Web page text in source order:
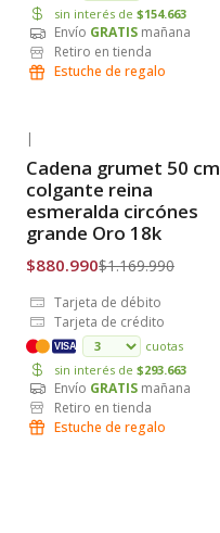
sin interés de $154.663
Envío GRATIS mañana
Retiro en tienda
Estuche de regalo
Envío Gratis
|
Cadena grumet 50 cm
colgante reina
esmeralda circónes
grande Oro 18k
$880.990$1.169.990
Tarjeta de débito
Tarjeta de crédito
VISA
cuotas
sin interés de $293.663
Envío GRATIS mañana
Retiro en tienda
Estuche de regalo